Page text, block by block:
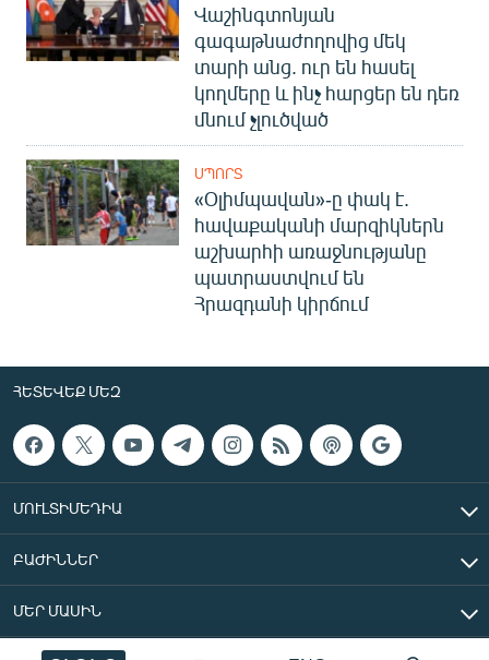
Վաշինգտոնյան
գագաթնաժողովից մեկ
տարի անց. ուր են հասել
կողմերը և ինչ հարցեր են դեռ
մնում չլուծված
ՍՊՈՐՏ
«Օլիմպավան»-ը փակ է.
հավաքականի մարզիկներն
աշխարհի առաջնությանը
պատրաստվում են
Հրազդանի կիրճում
ՀԵՏԵՎԵՔ ՄԵԶ
ՄՈՒԼՏԻՄԵԴԻԱ
ԲԱԺԻՆՆԵՐ
ՄԵՐ ՄԱՍԻՆ